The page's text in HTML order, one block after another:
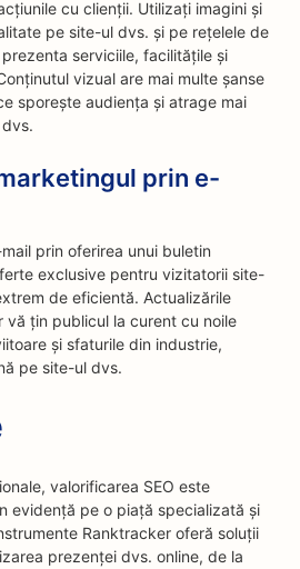
cu clienții. Utilizați imagini și
pe site-ul dvs. și pe rețelele de
serviciile, facilitățile și
vizual are mai multe șanse
sporește audiența și atrage mai
prin e-
prin oferirea unui buletin
exclusive pentru vizitatorii site-
de eficientă. Actualizările
vă țin publicul la curent cu noile
și sfaturile din industrie,
pe site-ul dvs.
valorificarea SEO este
evidență pe o piață specializată și
Ranktracker oferă soluții
prezenței dvs. online, de la